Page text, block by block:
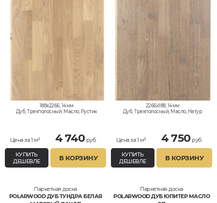
188x2266, 14мм
Дуб, Трехполосный, Масло, Рустик
Цена за 1 м² 4 740 руб.
КУПИТЬ
ДЕШЕВЛЕ
В КОРЗИНУ
2266x188, 14мм
Дуб, Трехполосный, Масло, Натур
Цена за 1 м² 4 750 руб.
КУПИТЬ
ДЕШЕВЛЕ
В КОРЗИНУ
Паркетная доска
POLARWOOD ДУБ ТУНДРА БЕЛАЯ
Паркетная доска
POLARWOOD ДУБ ЮПИТЕР МАСЛО